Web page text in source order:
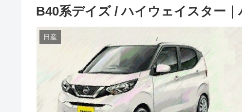
B40系デイズ / ハイウェイスター
日産